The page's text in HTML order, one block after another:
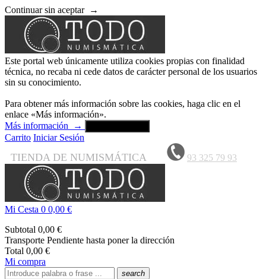
Continuar sin aceptar →
Este portal web únicamente utiliza cookies propias con finalidad
técnica, no recaba ni cede datos de carácter personal de los usuarios
sin su conocimiento.
Para obtener más información sobre las cookies, haga clic en el
enlace «Más información».
Más información
→
Carrito Iniciar Sesión
TIENDA DE NUMISMÁTICA 93 325 79 93
Mi Cesta 0 0,00 €
Subtotal 0,00 €
Transporte Pendiente hasta poner la dirección
Total 0,00 €
Mi compra
search